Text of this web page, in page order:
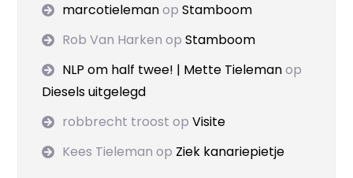
marcotielemanopStamboom
Rob Van Harken opStamboom
NLP om half twee! | Mette Tielemanop
Diesels uitgelegd
robbrecht troost opVisite
Kees Tieleman op Ziek kanariepietje